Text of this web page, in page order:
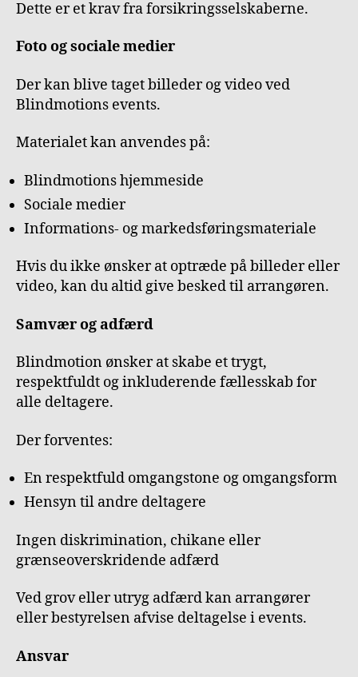
Dette er et krav fra forsikringsselskaberne.
Foto og sociale medier
Der kan blive taget billeder og video ved
Blindmotions events.
Materialet kan anvendes på:
Blindmotions hjemmeside
Sociale medier
Informations- og markedsføringsmateriale
Hvis du ikke ønsker at optræde på billeder eller
video, kan du altid give besked til arrangøren.
Samvær og adfærd
Blindmotion ønsker at skabe et trygt,
respektfuldt og inkluderende fællesskab for
alle deltagere.
Der forventes:
En respektfuld omgangstone og omgangsform
Hensyn til andre deltagere
Ingen diskrimination, chikane eller
grænseoverskridende adfærd
Ved grov eller utryg adfærd kan arrangører
eller bestyrelsen afvise deltagelse i events.
Ansvar